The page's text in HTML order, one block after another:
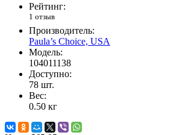
Рейтинг:
1 отзыв
Производитель:
Paula’s Choice, USA
Модель:
104011138
Доступно:
78 шт.
Вес:
0.50 кг